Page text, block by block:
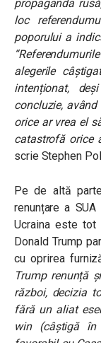
propaganda
loc
poporului a
alegerile
intenționat,
concluzie, având
orice ar vrea el
catastrofă orice
scrie Stephen
Pe de altă
renunțare a
Ucraina este tot
Donald Trump
cu oprirea
Trump renunță
război, decizia
fără un aliat
win (câștigă